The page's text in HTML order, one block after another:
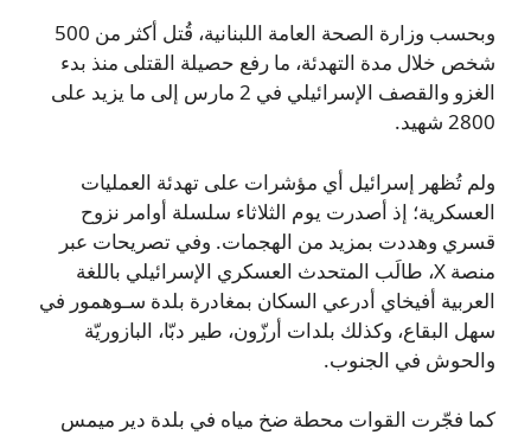
وبحسب وزارة الصحة العامة اللبنانية، قُتل أكثر من 500
شخص خلال مدة التهدئة، ما رفع حصيلة القتلى منذ بدء
الغزو والقصف الإسرائيلي في 2 مارس إلى ما يزيد على
2800 شهيد.
ولم تُظهر إسرائيل أي مؤشرات على تهدئة العمليات
العسكرية؛ إذ أصدرت يوم الثلاثاء سلسلة أوامر نزوح
قسري وهددت بمزيد من الهجمات. وفي تصريحات عبر
منصة X، طالَب المتحدث العسكري الإسرائيلي باللغة
العربية أفيخاي أدرعي السكان بمغادرة بلدة سـوهمور في
سهل البقاع، وكذلك بلدات أرزّون، طير دبّا، البازوريّة
والحوش في الجنوب.
كما فجّرت القوات محطة ضخ مياه في بلدة دير ميمس